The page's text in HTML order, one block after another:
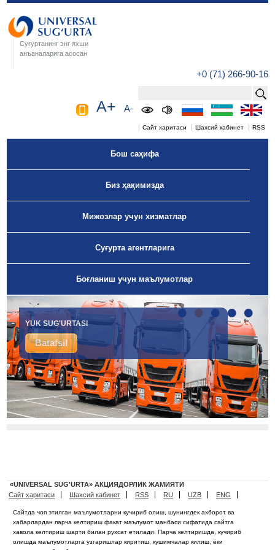
Суғуртанинг энг яхши
анъаналарига асосан
+0 (71) 266-90-16
A+ A-
Сайт харитаси Шахсий кабинет RSS
Бош саҳифа
Биз ҳақимизда
Мижозлар учун хизматлар
Суғурта агентларига
Боғланиш учун маълумотлар
YUK SUG'URTASI
Batafsil
•••••
«UNIVERSAL SUG'URTA» АКЦИЯДОРЛИК ЖАМИЯТИ
Сайт харитаси
Шахсий кабинет RSS RU UZB ENG
Сайтда чоп этилган маълумотларни кучириб олиш, шунингдек ахборот ва
хабарлардан парча келтириш факат маълумот манбаси сифатида сайтга
хавола келтириш шарти билан рухсат етилади. Парча келтиришда, кучириб
олишда маълумотларга узгаришлар киритиш, кушимчалар килиш, ёки